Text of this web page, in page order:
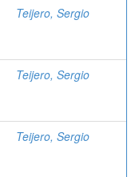
Teijero, Sergio
Teijero, Sergio
Teijero, Sergio